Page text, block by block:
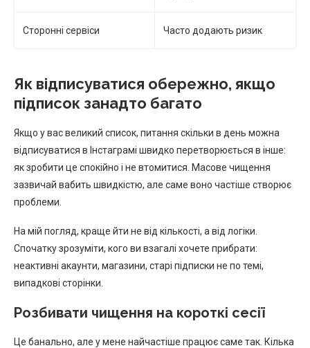
Сторонні сервіси Часто додають ризик
Як відписуватися обережно, якщо
підписок занадто багато
Якщо у вас великий список, питання скільки в день можна
відписуватися в Інстаграмі швидко перетворюється в інше:
як зробити це спокійно і не втомитися. Масове чищення
зазвичай вабить швидкістю, але саме воно частіше створює
проблеми.
На мій погляд, краще йти не від кількості, а від логіки.
Спочатку зрозуміти, кого ви взагалі хочете прибрати:
неактивні акаунти, магазини, старі підписки не по темі,
випадкові сторінки.
Розбивати чищення на короткі сесії
Це банально, але у мене найчастіше працює саме так. Кілька